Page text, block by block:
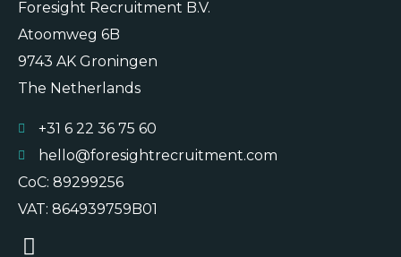
Foresight Recruitment B.V.
Atoomweg 6B
9743 AK Groningen
The Netherlands
+31 6 22 36 75 60
hello@foresightrecruitment.com
CoC: 89299256
VAT: 864939759B01